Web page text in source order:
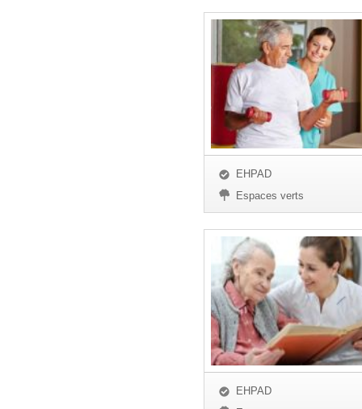
EHPAD
Espaces verts
EHPAD